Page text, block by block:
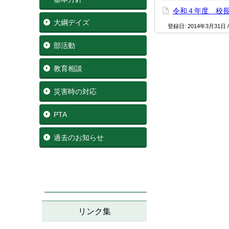
大綱デイズ
部活動
教育相談
災害時の対応
PTA
過去のお知らせ
リンク集
令和４年度 校
登録日: 2014年3月31日